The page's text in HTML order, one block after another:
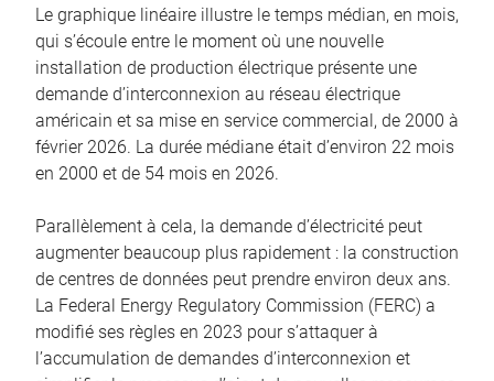
Le graphique linéaire illustre le temps médian, en mois,
qui s’écoule entre le moment où une nouvelle
installation de production électrique présente une
demande d’interconnexion au réseau électrique
américain et sa mise en service commercial, de 2000 à
février 2026. La durée médiane était d’environ 22 mois
en 2000 et de 54 mois en 2026.
Parallèlement à cela, la demande d’électricité peut
augmenter beaucoup plus rapidement : la construction
de centres de données peut prendre environ deux ans.
La Federal Energy Regulatory Commission (FERC) a
modifié ses règles en 2023 pour s’attaquer à
l’accumulation de demandes d’interconnexion et